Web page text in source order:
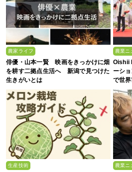
農家ライフ
俳優・山本一賢 映画をきっかけに畑
を耕す二拠点生活へ 新潟で見つけた
生きがいとは
農業ニ
Oishii
ーシ
で世
生産技術 農業ニ